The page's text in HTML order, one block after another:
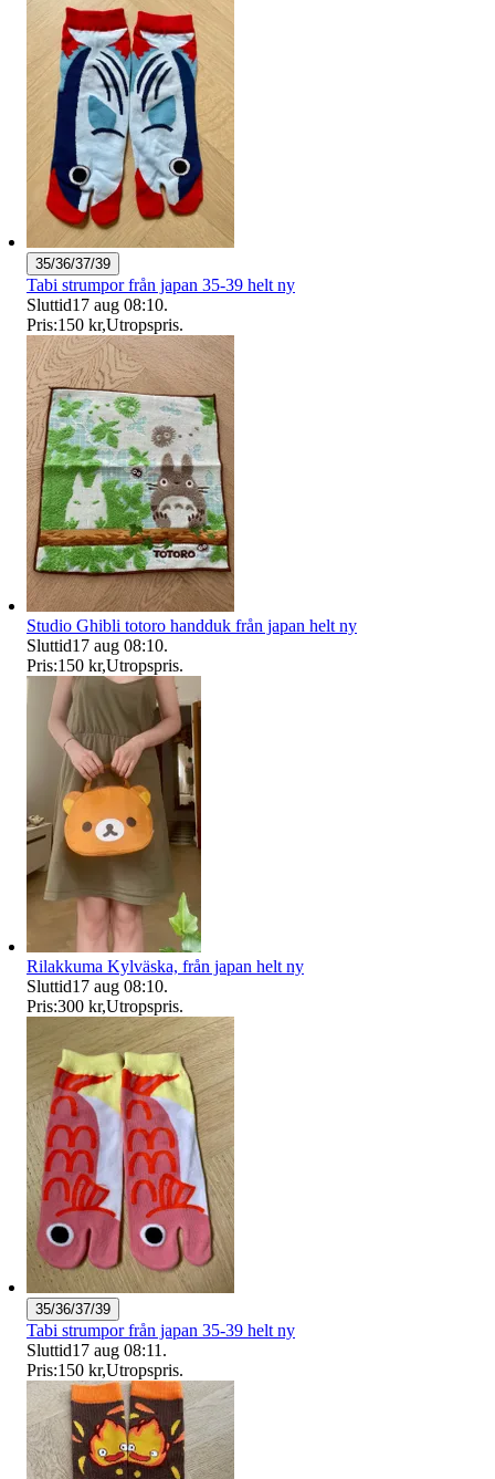
35/36/37/39
Tabi strumpor från japan 35-39 helt ny
Sluttid17 aug 08:10.
Pris:150 kr,Utropspris.
Studio Ghibli totoro handduk från japan helt ny
Sluttid17 aug 08:10.
Pris:150 kr,Utropspris.
Rilakkuma Kylväska, från japan helt ny
Sluttid17 aug 08:10.
Pris:300 kr,Utropspris.
35/36/37/39
Tabi strumpor från japan 35-39 helt ny
Sluttid17 aug 08:11 .
Pris:150 kr,Utropspris.